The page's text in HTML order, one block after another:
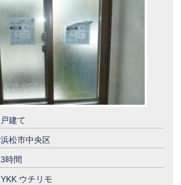
戸建て
浜松市中央区
3時間
YKK ウチリモ